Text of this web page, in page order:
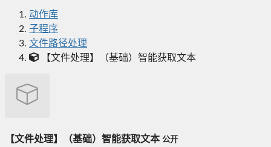
动作库
子程序
文件路径处理
【文件处理】（基础）智能获取文本
【文件处理】（基础）智能获取文本 公开